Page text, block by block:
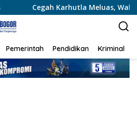
Meluas, Wakapolda Riau dan
Pemerintah Pendidikan Kriminal